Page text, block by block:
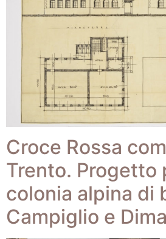
Croce Rossa
Trento. Progetto
colonia alpina di
Campiglio e